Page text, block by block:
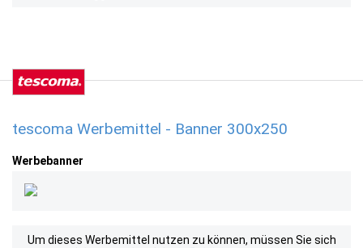
tescoma Werbemittel - Banner 300x250
Werbebanner
Um dieses Werbemittel nutzen zu können, müssen Sie sich